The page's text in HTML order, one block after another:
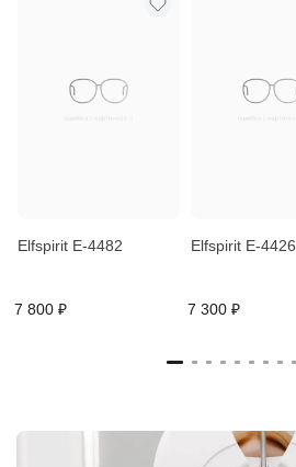
Elfspirit E-4482
7 800 ₽
Elfspirit E-4426
7 300 ₽